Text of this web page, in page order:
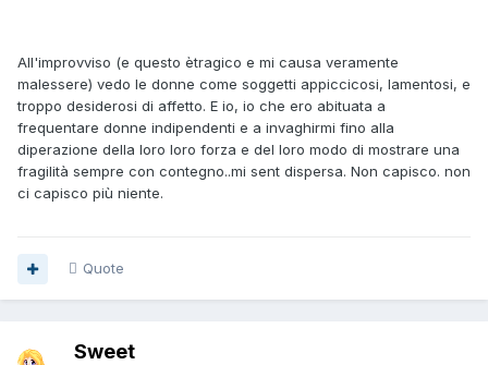
All'improvviso (e questo ètragico e mi causa veramente
malessere) vedo le donne come soggetti appiccicosi, lamentosi, e
troppo desiderosi di affetto. E io, io che ero abituata a
frequentare donne indipendenti e a invaghirmi fino alla
diperazione della loro loro forza e del loro modo di mostrare una
fragilità sempre con contegno..mi sent dispersa. Non capisco. non
ci capisco più niente.
Quote
Sweet